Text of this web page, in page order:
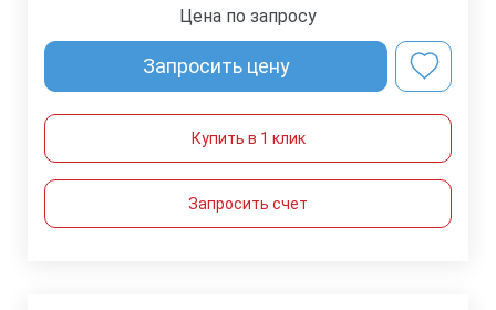
Цена по запросу
Запросить цену
Купить в 1 клик
Запросить счет